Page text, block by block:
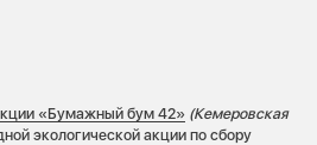
«Бумажный бум 42» (Кемеровская
экологической акции по сбору